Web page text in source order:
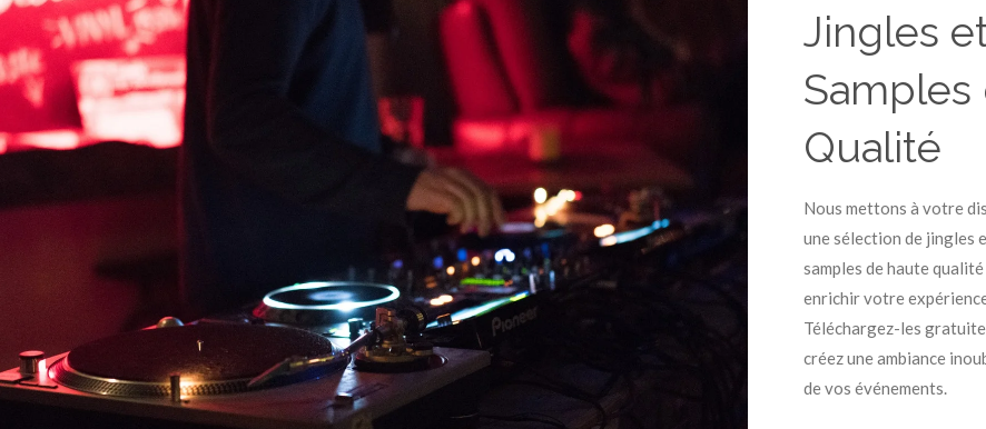
Jingles
Samples
Qualité
Nous mettons à votre
une sélection de jingles
samples de haute
enrichir votre
Téléchargez-les
créez une ambiance
de vos événements.